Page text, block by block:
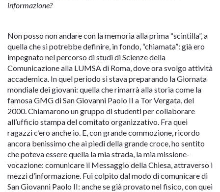
informazione?
Non posso non andare con la memoria alla prima “scintilla”, a
quella che si potrebbe definire, in fondo, “chiamata”: già ero
impegnato nel percorso di studi di Scienze della
Comunicazione alla LUMSA di Roma, dove ora svolgo attività
accademica. In quel periodo si stava preparando la Giornata
mondiale dei giovani: quella che rimarrà alla storia come la
famosa GMG di San Giovanni Paolo II a Tor Vergata, del
2000. Chiamarono un gruppo di studenti per collaborare
all’ufficio stampa del comitato organizzativo. Fra quei
ragazzi c’ero anche io. E, con grande commozione, ricordo
ancora benissimo che ai piedi della grande croce, ho sentito
che poteva essere quella la mia strada, la mia missione-
vocazione: comunicare il Messaggio della Chiesa, attraverso i
mezzi d’informazione. Fui colpito dal modo di comunicare di
San Giovanni Paolo II: anche se già provato nel fisico, con quei